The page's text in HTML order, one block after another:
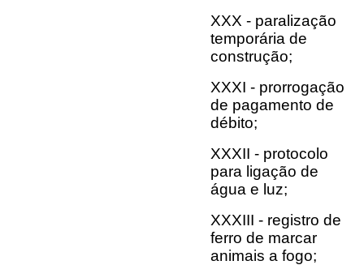
XXX - paralização
temporária de
construção;
XXXI - prorrogação
de pagamento de
débito;
XXXII - protocolo
para ligação de
água e luz;
XXXIII - registro de
ferro de marcar
animais a fogo;